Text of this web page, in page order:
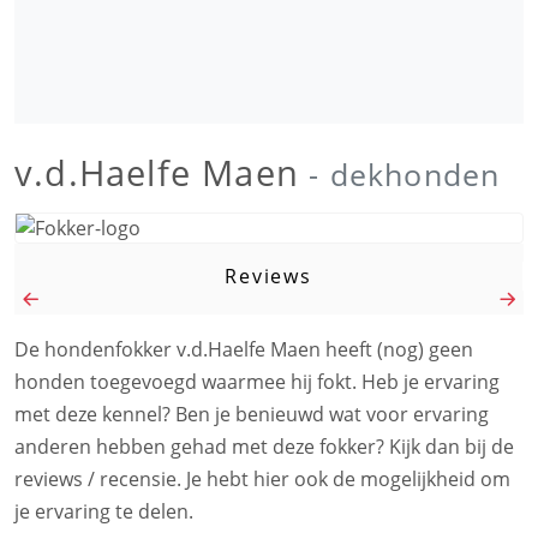
v.d.Haelfe Maen - dekhonden
Reviews
De hondenfokker v.d.Haelfe Maen heeft (nog) geen
honden toegevoegd waarmee hij fokt. Heb je ervaring
met deze kennel? Ben je benieuwd wat voor ervaring
anderen hebben gehad met deze fokker? Kijk dan bij de
reviews / recensie. Je hebt hier ook de mogelijkheid om
je ervaring te delen.